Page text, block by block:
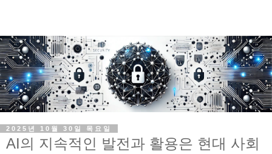
2025년 10월 30일 목요일
AI의 지속적인 발전과 활용은 현대 사회